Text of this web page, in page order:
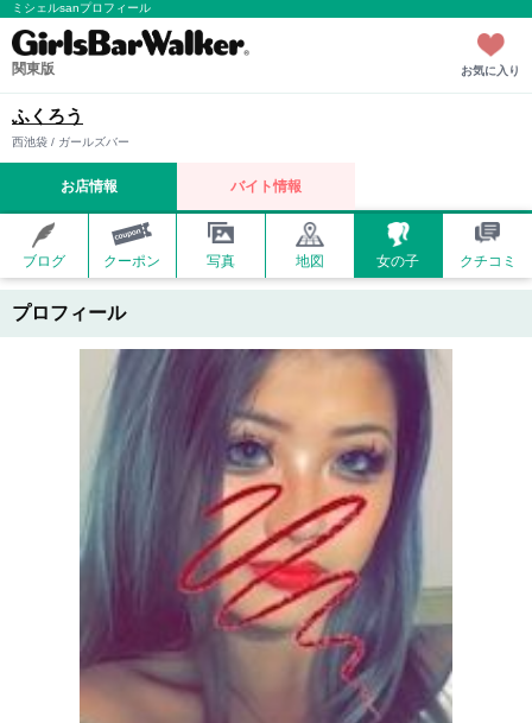
ミシェルsanプロフィール
関東版 お気に入り
ふくろう
西池袋 / ガールズバー
お店情報 バイト情報
ブログ クーポン 写真 地図 女の子 クチコミ
プロフィール